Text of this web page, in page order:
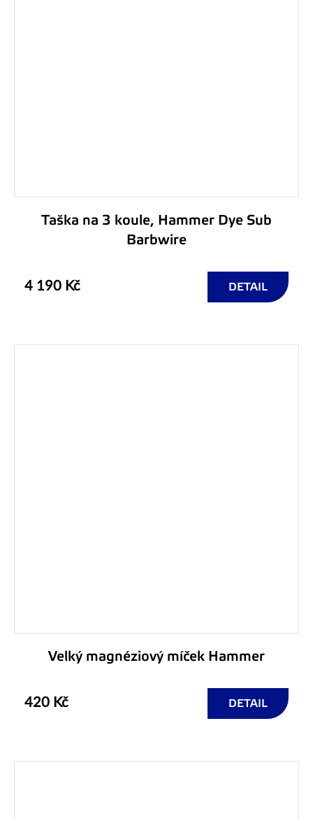
Taška na 3 koule, Hammer Dye Sub
Barbwire
4 190 Kč DETAIL
Velký magnéziový míček Hammer
420 Kč DETAIL